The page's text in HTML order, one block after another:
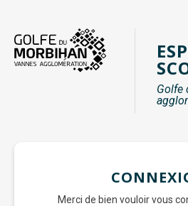
Aller
contenu
principal
Golfe
Merci de bien vouloir vous